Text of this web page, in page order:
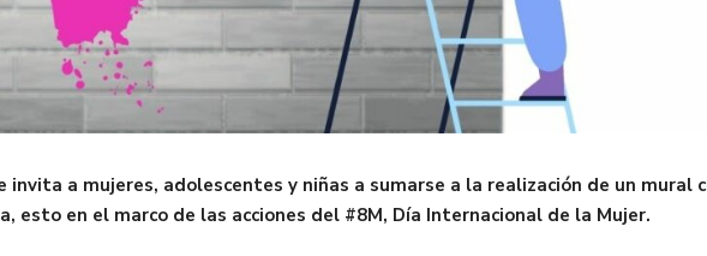
invita a mujeres, adolescentes y niñas a sumarse a la realización de un mural
esto en el marco de las acciones del #8M, Día Internacional de la Mujer.